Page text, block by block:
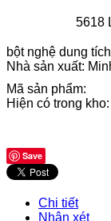
5618
bột nghệ dung
Nhà sản xuất:
Mã sản phẩm:
Hiện có trong kho:
Save
Chi tiết
Nhận xét